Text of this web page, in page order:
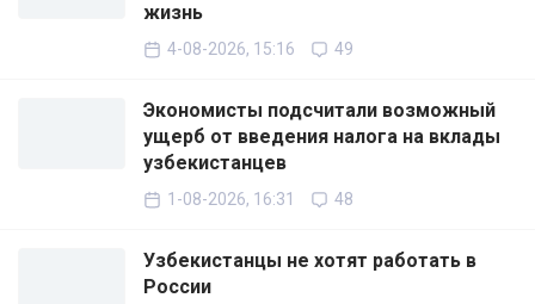
жизнь
4-08-2026, 15:16 49
Экономисты подсчитали возможный
ущерб от введения налога на вклады
узбекистанцев
1-08-2026, 16:31 48
Узбекистанцы не хотят работать в
России